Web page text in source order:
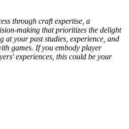
through craft expertise, a
making that prioritizes the delight
at your past studies, experience, and
games. If you embody player
experiences, this could be your